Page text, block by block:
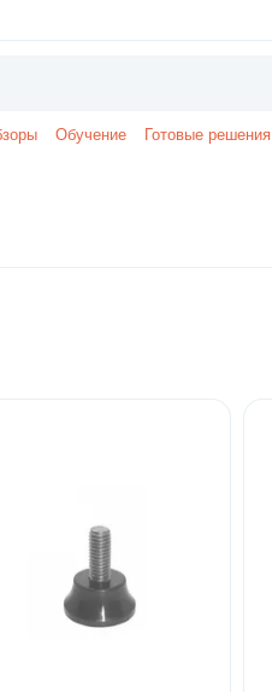
Обучение Готовые решения